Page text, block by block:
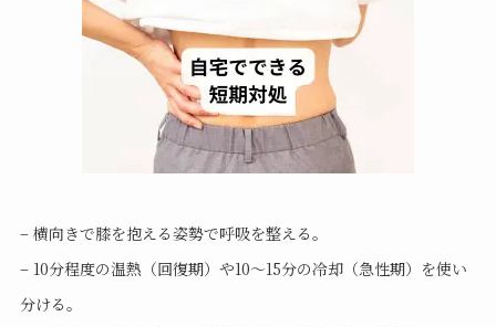
– 横向きで膝を抱える姿勢で呼吸を整える。
– 10分程度の温熱（回復期）や10〜15分の冷却（急性期）を使い
分ける。